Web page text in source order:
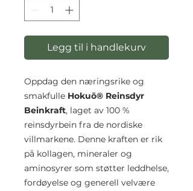
Legg til i handlekurv
Oppdag den næringsrike og
smakfulle Hokuō® Reinsdyr
Beinkraft, laget av 100 %
reinsdyrbein fra de nordiske
villmarkene. Denne kraften er rik
på kollagen, mineraler og
aminosyrer som støtter leddhelse,
fordøyelse og generell velvære